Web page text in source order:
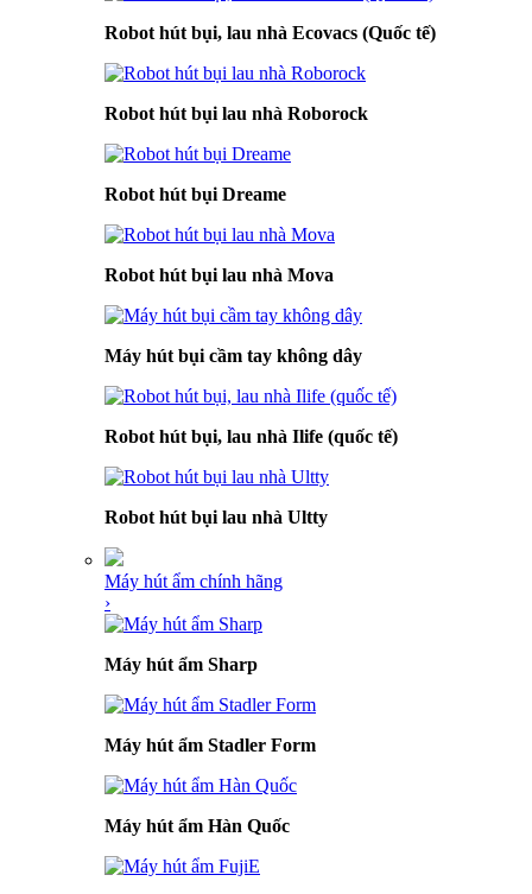
Robot hút bụi, lau nhà Ecovacs (Quốc tế)
Robot hút bụi lau nhà Roborock
Robot hút bụi Dreame
Robot hút bụi lau nhà Mova
Máy hút bụi cầm tay không dây
Robot hút bụi, lau nhà Ilife (quốc tế)
Robot hút bụi lau nhà Ultty
Máy hút ẩm chính hãng
›
Máy hút ẩm Sharp
Máy hút ẩm Stadler Form
Máy hút ẩm Hàn Quốc